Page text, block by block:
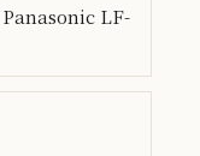
Panasonic LF-